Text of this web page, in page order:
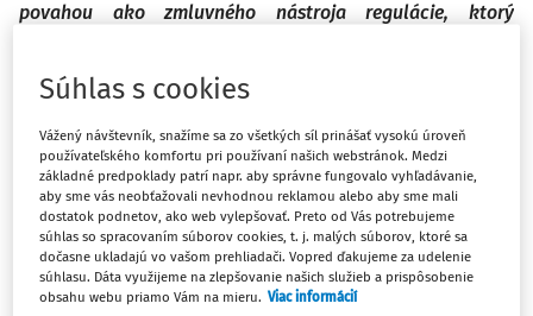
povahou ako zmluvného nástroja regulácie, ktorý
charakteru. Prvá časť príspevku sa zameral na
akcionárske dohody zo všeobecného uhla pohľadu, ako aj
na vybrané otázky týkajúce sa kategórií akcionárskych
dohôd, úpravy ich obsahu a formy. Druhá časť bude
zameraná na vzájomný vzťah akcionárskych dohôd a
základných korporačných dokumentov (spoločenská
zmluva, stanovy), ako aj dôsledkov umiestnenia úpravy
vybraných otázok týkajúcich sa účasti na spoločnosti do
Súhlas s cookies
Vážený návštevník, snažíme sa zo všetkých síl prinášať vysokú úroveň
používateľského komfortu pri používaní našich webstránok. Medzi
základné predpoklady patrí napr. aby správne fungovalo vyhľadávanie,
aby sme vás neobťažovali nevhodnou reklamou alebo aby sme mali
dostatok podnetov, ako web vylepšovať. Preto od Vás potrebujeme
súhlas so spracovaním súborov cookies, t. j. malých súborov, ktoré sa
dočasne ukladajú vo vašom prehliadači. Vopred ďakujeme za udelenie
súhlasu. Dáta využijeme na zlepšovanie našich služieb a prispôsobenie
obsahu webu priamo Vám na mieru. Viac informácií